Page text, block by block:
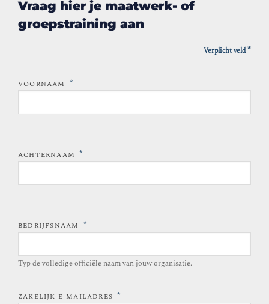
Vraag hier je maatwerk- of
groepstraining aan
Verplicht veld*
VOORNAAM *
ACHTERNAAM *
BEDRIJFSNAAM *
Typ de volledige officiële naam van jouw organisatie.
ZAKELIJK E-MAILADRES *